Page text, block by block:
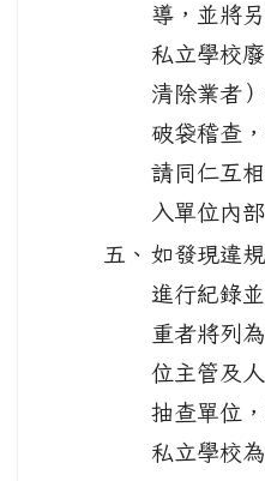
導，並將
私立學校
清除業者
破袋稽查
請同仁互
入單位內
五、 如發現違
進行紀錄
重者將列
位主管及
抽查單位
私立學校